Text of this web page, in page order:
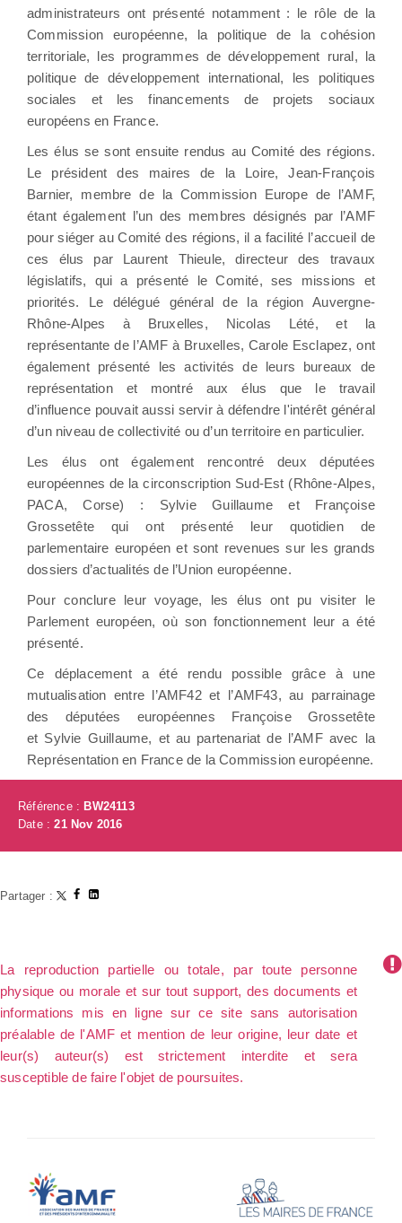
administrateurs ont présenté notamment : le rôle de la
Commission européenne, la politique de la cohésion
territoriale, les programmes de développement rural, la
politique de développement international, les politiques
sociales et les financements de projets sociaux
européens en France.
Les élus se sont ensuite rendus au Comité des régions.
Le président des maires de la Loire, Jean-François
Barnier, membre de la Commission Europe de l’AMF,
étant également l’un des membres désignés par l’AMF
pour siéger au Comité des régions, il a facilité l’accueil de
ces élus par Laurent Thieule, directeur des travaux
législatifs, qui a présenté le Comité, ses missions et
priorités. Le délégué général de la région Auvergne-
Rhône-Alpes à Bruxelles, Nicolas Lété, et la
représentante de l’AMF à Bruxelles, Carole Esclapez, ont
également présenté les activités de leurs bureaux de
représentation et montré aux élus que le travail
d’influence pouvait aussi servir à défendre l'intérêt général
d’un niveau de collectivité ou d’un territoire en particulier.
Les élus ont également rencontré deux députées
européennes de la circonscription Sud-Est (Rhône-Alpes,
PACA, Corse) : Sylvie Guillaume et Françoise
Grossetête qui ont présenté leur quotidien de
parlementaire européen et sont revenues sur les grands
dossiers d’actualités de l’Union européenne.
Pour conclure leur voyage, les élus ont pu visiter le
Parlement européen, où son fonctionnement leur a été
présenté.
Ce déplacement a été rendu possible grâce à une
mutualisation entre l’AMF42 et l’AMF43, au parrainage
des députées européennes Françoise Grossetête
et Sylvie Guillaume, et au partenariat de l’AMF avec la
Représentation en France de la Commission européenne.
Référence :BW24113
Date :21 Nov 2016
Partager :
La reproduction partielle ou totale, par toute personne
physique ou morale et sur tout support, des documents et
informations mis en ligne sur ce site sans autorisation
préalable de l'AMF et mention de leur origine, leur date et
leur(s) auteur(s) est strictement interdite et sera
susceptible de faire l'objet de poursuites.